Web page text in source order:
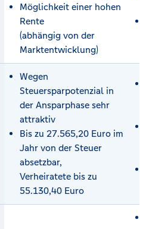
Möglichkeit einer hohen
Rente
(abhängig von der
Marktentwicklung)
Wegen
Steuersparpotenzial in
der Ansparphase sehr
attraktiv
Bis zu 27.565,20 Euro im
Jahr von der Steuer
absetzbar,
Verheiratete bis zu
55.130,40 Euro